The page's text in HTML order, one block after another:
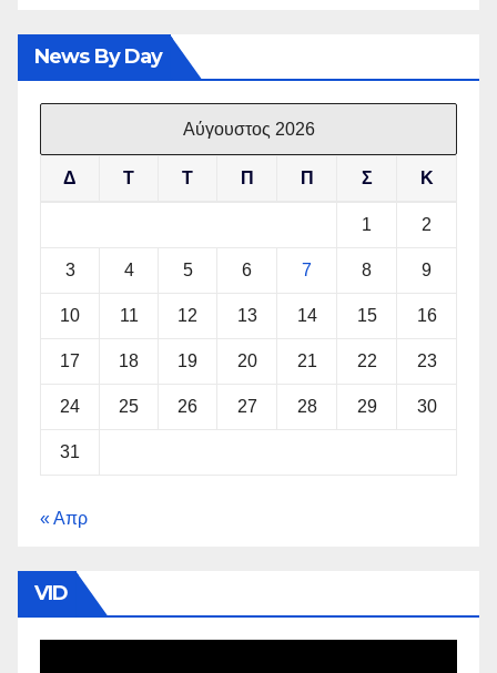
News By Day
Αύγουστος 2026
Δ Τ Τ Π Π Σ Κ
1 2
3 4 5 6 7 8 9
10 11 12 13 14 15 16
17 18 19 20 21 22 23
24 25 26 27 28 29 30
31
« Απρ
VID